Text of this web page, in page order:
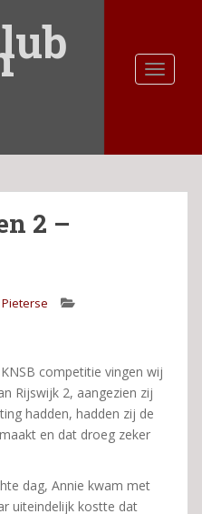
2 –
competitie vingen wij
Rijswijk 2, aangezien zij
hadden, hadden zij de
en dat droeg zeker
dag, Annie kwam met
uiteindelijk kostte dat